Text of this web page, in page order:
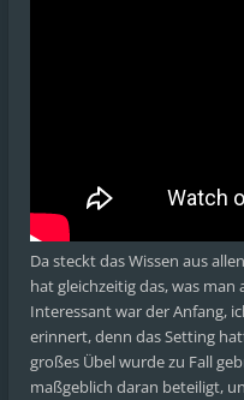
Da steckt das Wissen aus
hat gleichzeitig das, was man
Interessant war der Anfang,
erinnert, denn das Setting
großes Übel wurde zu Fall
maßgeblich daran beteiligt,